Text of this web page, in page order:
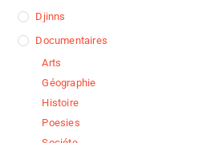
Djinns
Documentaires
Arts
Géographie
Histoire
Poesies